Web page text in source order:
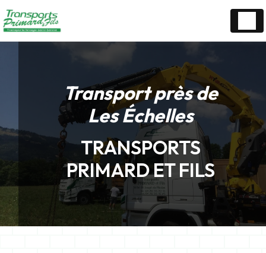
Transport près de
Les Échelles
TRANSPORTS
PRIMARD ET FILS